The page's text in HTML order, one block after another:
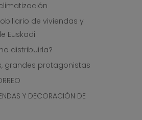
de viviendas y
Euskadi
distribuirla?
grandes protagonistas
Y DECORACIÓN DE